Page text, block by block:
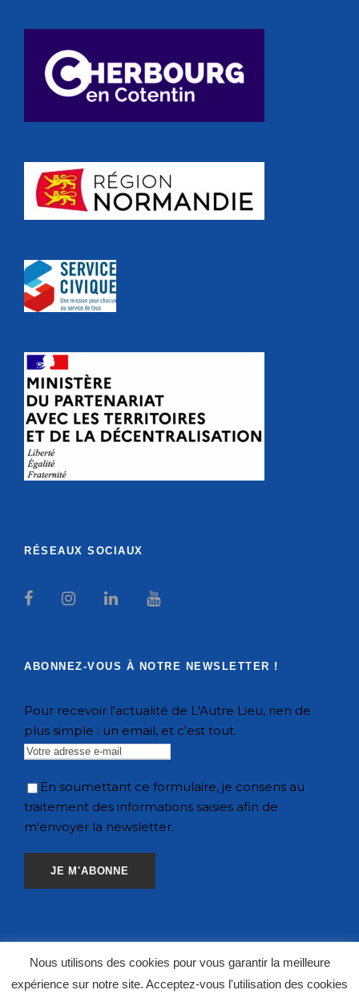
RÉSEAUX SOCIAUX
ABONNEZ-VOUS À NOTRE NEWSLETTER !
Pour recevoir l'actualité de L'Autre Lieu, rien de
plus simple : un email, et c'est tout.
En soumettant ce formulaire, je consens au
traitement des informations saisies afin de
m'envoyer la newsletter.
COPYRIGHT 2020 L'AUTRE LIEU, TOUS
Nous utilisons des cookies pour vous garantir la meilleure
expérience sur notre site. Acceptez-vous l'utilisation des cookies